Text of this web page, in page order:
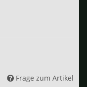
Frage zum Artikel